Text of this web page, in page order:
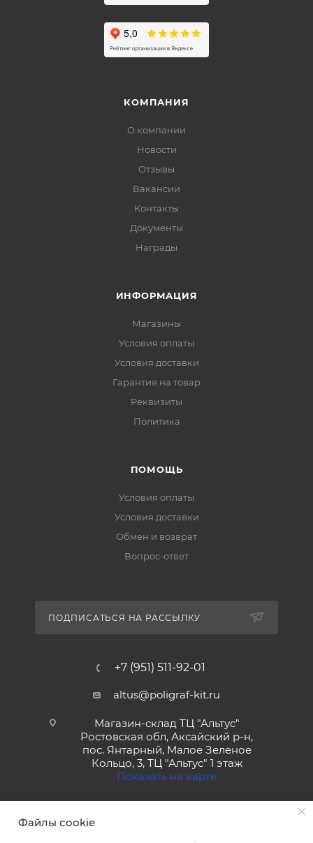
КОМПАНИЯ
О компании
Новости
Отзывы
Вакансии
Контакты
Документы
Награды
ИНФОРМАЦИЯ
Магазины
Условия оплаты
Условия доставки
Гарантия на товар
Реквизиты
Политика
ПОМОЩЬ
Условия оплаты
Условия доставки
Обмен и возврат
Вопрос-ответ
ПОДПИСАТЬСЯ НА РАССЫЛКУ
+7 (951) 511-92-01
altus@poligraf-kit.ru
Магазин-склад ТЦ "Альтус"
Ростовская обл, Аксайский р-н,
пос. Янтарный, Малое Зеленое
Кольцо, 3, ТЦ "Альтус" 1 этаж
Показать на карте
Файлы cookie